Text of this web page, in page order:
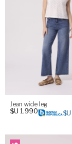
Jean wide leg
$U 1.990 $U